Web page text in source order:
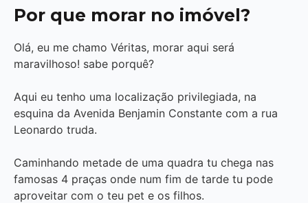
Por que morar no imóvel?
Olá, eu me chamo Véritas, morar aqui será
maravilhoso! sabe porquê?
Aqui eu tenho uma localização privilegiada, na
esquina da Avenida Benjamin Constante com a rua
Leonardo truda.
Caminhando metade de uma quadra tu chega nas
famosas 4 praças onde num fim de tarde tu pode
aproveitar com o teu pet e os filhos.